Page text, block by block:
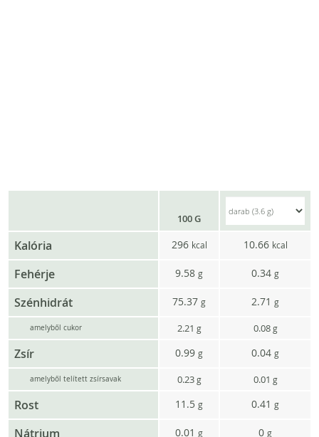
100 G
Kalória 296 kcal 10.66 kcal
Fehérje 9.58 g 0.34 g
Szénhidrát 75.37 g 2.71 g
amelyből cukor 2.21 g 0.08 g
Zsír 0.99 g 0.04 g
amelyből telített zsírsavak 0.23g 0.01 g
Rost 11.5 g 0.41 g
Nátrium 0.01 g 0 g